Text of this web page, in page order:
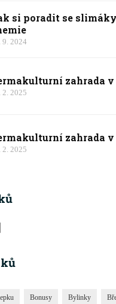
si poradit se
9. 2024
zahrada
2. 2025
zahrada
2. 2025
Bonusy Bylinky